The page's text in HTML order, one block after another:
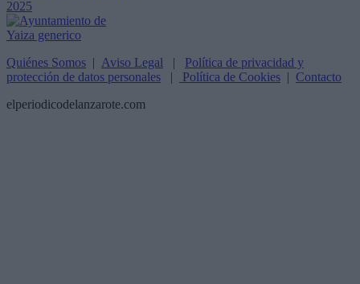
Quiénes Somos | Aviso Legal | Política de privacidad y
protección de datos personales | Política de Cookies | Contacto
elperiodicodelanzarote.com